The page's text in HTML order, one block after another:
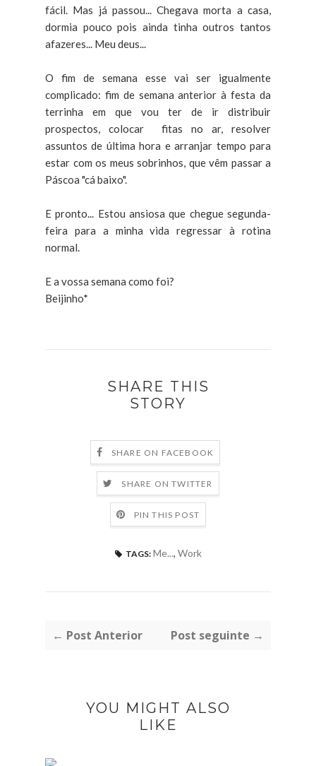
fácil. Mas já passou... Chegava morta a casa,
dormia pouco pois ainda tinha outros tantos
afazeres... Meu deus...
O fim de semana esse vai ser igualmente
complicado: fim de semana anterior à festa da
terrinha em que vou ter de ir distribuir
prospectos, colocar fitas no ar, resolver
assuntos de última hora e arranjar tempo para
estar com os meus sobrinhos, que vêm passar a
Páscoa "cá baixo".
E pronto... Estou ansiosa que chegue segunda-
feira para a minha vida regressar à rotina
normal.
E a vossa semana como foi?
Beijinho*
SHARE THIS
STORY
SHARE ON FACEBOOK
SHARE ON TWITTER
PIN THIS POST
TAGS: Me..., Work
← Post Anterior Post seguinte →
YOU MIGHT ALSO
LIKE